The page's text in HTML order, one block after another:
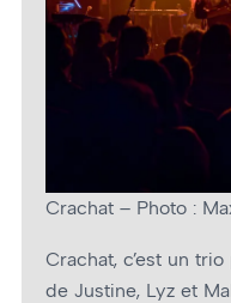
Crachat – Photo :
Crachat, c’est un
de Justine, Lyz et